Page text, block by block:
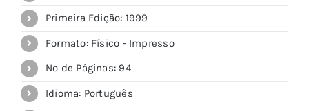
Primeira Edição: 1999
Formato: Físico - Impresso
Nº de Páginas: 94
Idioma: Português